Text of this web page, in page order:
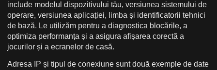
include modelul dispozitivului tău, versiunea sistemului de
operare, versiunea aplicației, limba și identificatorii tehnici
de bază. Le utilizăm pentru a diagnostica blocările, a
optimiza performanța și a asigura afișarea corectă a
jocurilor și a ecranelor de casă.
Adresa IP și tipul de conexiune sunt două exemple de date